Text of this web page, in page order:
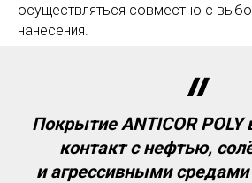
осуществляться совместно с
нанесения.
Покрытие ANTICOR
контакт с нефтью,
и агрессивными